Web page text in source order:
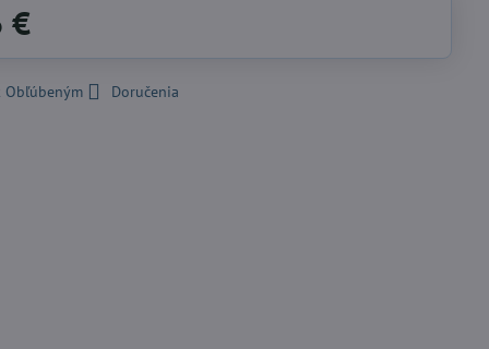
€
Obľúbeným Doručenia